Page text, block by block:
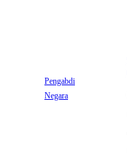
Pengabdi
Negara